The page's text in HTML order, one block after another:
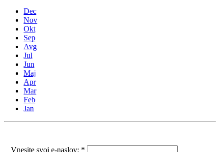
Dec
Nov
Okt
Sep
Avg
Jul
Jun
Maj
Apr
Mar
Feb
Jan
Vnesite svoj e-naslov: *